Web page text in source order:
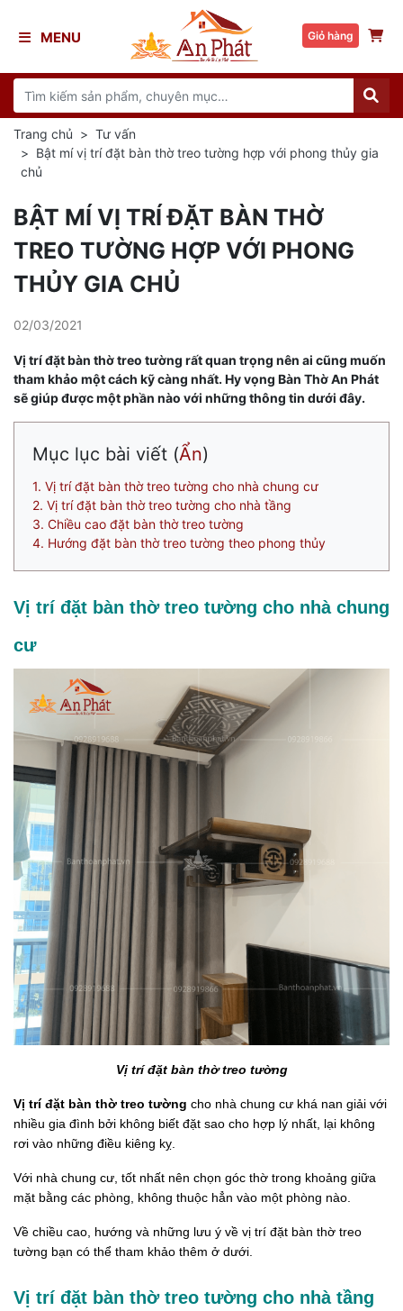
MENU Giỏ hàng
Trang chủ
Tư vấn
Bật mí vị trí đặt bàn thờ treo tường hợp với phong thủy gia
chủ
BẬT MÍ VỊ TRÍ ĐẶT BÀN THỜ
TREO TƯỜNG HỢP VỚI PHONG
THỦY GIA CHỦ
02/03/2021
Vị trí đặt bàn thờ treo tường rất quan trọng nên ai cũng muốn
tham khảo một cách kỹ càng nhất. Hy vọng Bàn Thờ An Phát
sẽ giúp được một phần nào với những thông tin dưới đây.
Mục lục bài viết (Ẩn)
1. Vị trí đặt bàn thờ treo tường cho nhà chung cư
2. Vị trí đặt bàn thờ treo tường cho nhà tầng
3. Chiều cao đặt bàn thờ treo tường
4. Hướng đặt bàn thờ treo tường theo phong thủy
Vị trí đặt bàn thờ treo tường cho nhà chung
cư
Vị trí đặt bàn thờ treo tường​
Vị trí đặt bàn thờ treo tường cho nhà chung cư khá nan giải với
nhiều gia đình bởi không biết đặt sao cho hợp lý nhất, lại không
rơi vào những điều kiêng kỵ.
Với nhà chung cư, tốt nhất nên chọn góc thờ trong khoảng giữa
mặt bằng các phòng, không thuộc hẳn vào một phòng nào.
Về chiều cao, hướng và những lưu ý về vị trí đặt bàn thờ treo
tường bạn có thể tham khảo thêm ở dưới.
Vị trí đặt bàn thờ treo tường cho nhà tầng